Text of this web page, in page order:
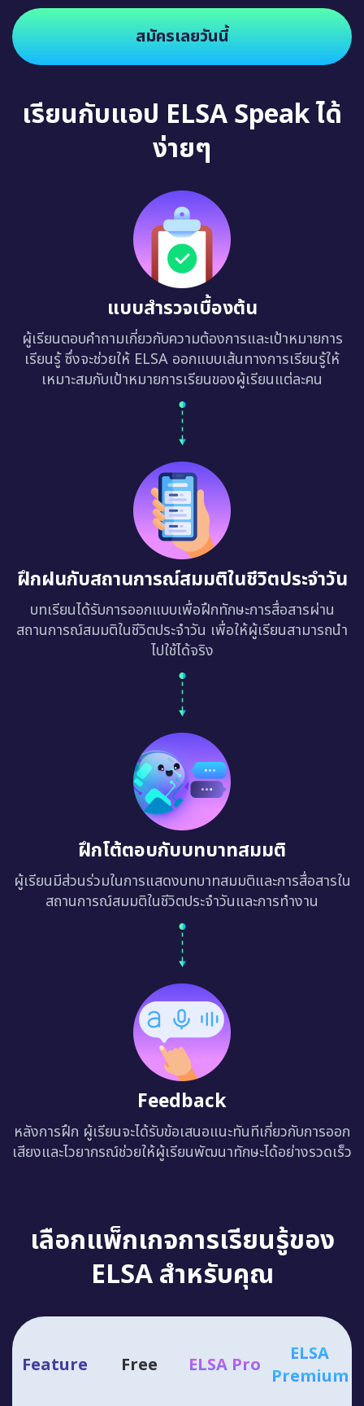
สมัครเลยวันนี้
เรียนกับแอป ELSA Speak ได้
ง่ายๆ
แบบสำรวจเบื้องต้น
ผู้เรียนตอบคำถามเกี่ยวกับความต้องการและเป้าหมายการ
เรียนรู้ ซึ่งจะช่วยให้ ELSA ออกแบบเส้นทางการเรียนรู้ให้
เหมาะสมกับเป้าหมายการเรียนของผู้เรียนแต่ละคน
ฝึกฝนกับสถานการณ์สมมติในชีวิตประจำวัน
บทเรียนได้รับการออกแบบเพื่อฝึกทักษะการสื่อสารผ่าน
สถานการณ์สมมติในชีวิตประจำวัน เพื่อให้ผู้เรียนสามารถนำ
ไปใช้ได้จริง
ฝึกโต้ตอบกับบทบาทสมมติ
ผู้เรียนมีส่วนร่วมในการแสดงบทบาทสมมติและการสื่อสารใน
สถานการณ์สมมติในชีวิตประจำวันและการทำงาน
Feedback
หลังการฝึก ผู้เรียนจะได้รับข้อเสนอแนะทันทีเกี่ยวกับการออก
เสียงและไวยากรณ์ช่วยให้ผู้เรียนพัฒนาทักษะได้อย่างรวดเร็ว
เลือกแพ็กเกจการเรียนรู้ของ
ELSA สำหรับคุณ
Feature Free ELSA Pro
ELSA
Premium